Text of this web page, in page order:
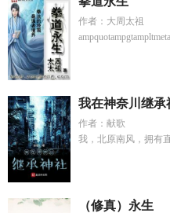
作者：大周太祖
我在神奈川继承
作者：献歌
我，北原南风，拥有
（修真）永生